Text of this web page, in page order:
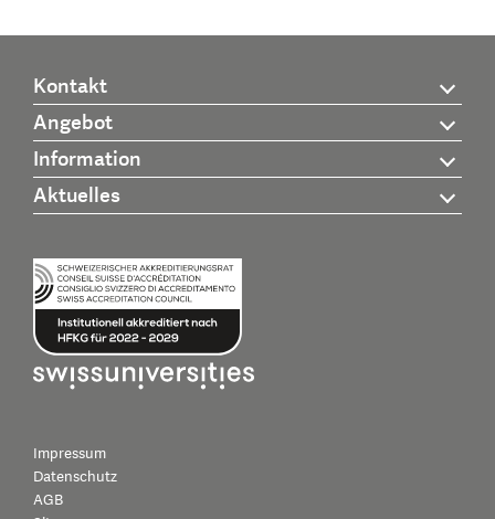
Kontakt
Angebot
Information
Aktuelles
Impressum
Datenschutz
AGB